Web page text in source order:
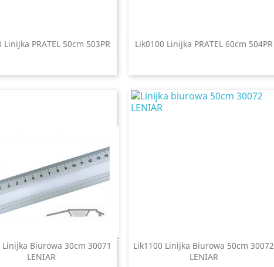
Linijka PRATEL 50cm 503PR
Szybki podgląd Lik0100 Linijka PRATEL 60cm 504PR
Szybki podgląd
Linijka Biurowa 30cm 30071
LENIAR
Szybki podgląd
Lik1100 Linijka Biurowa 50cm 30072
LENIAR
Szybki podgląd